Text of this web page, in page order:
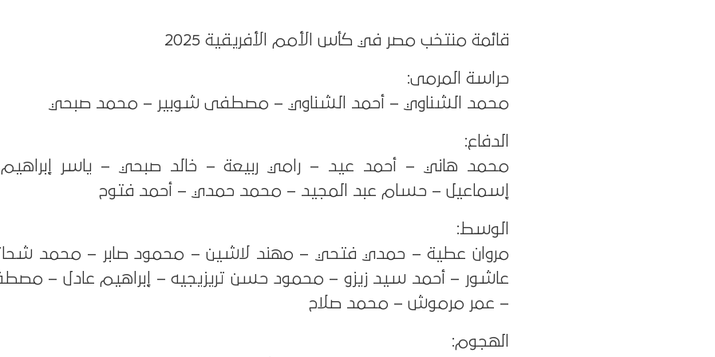
قائمة منتخب مصر في كأس الأمم الأفريقية 2025
حراسة المرمى:
محمد الشناوي – أحمد الشناوي – مصطفى شوبير – محمد صبحي
الدفاع:
محمد هاني – أحمد عيد – رامي ربيعة – خالد صبحي – ياسر
إسماعيل – حسام عبد المجيد – محمد حمدي – أحمد فتوح
الوسط:
مروان عطية – حمدي فتحي – مهند لاشين – محمود صابر – محمد
عاشور – أحمد سيد زيزو – محمود حسن تريزيجيه – إبراهيم عادل –
– عمر مرموش – محمد صلاح
الهجوم: